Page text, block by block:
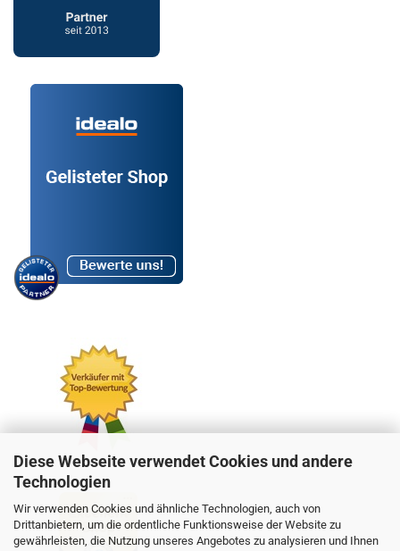
Diese Webseite verwendet Cookies und andere
Technologien
Wir verwenden Cookies und ähnliche Technologien, auch von
Drittanbietern, um die ordentliche Funktionsweise der Website zu
gewährleisten, die Nutzung unseres Angebotes zu analysieren und Ihnen